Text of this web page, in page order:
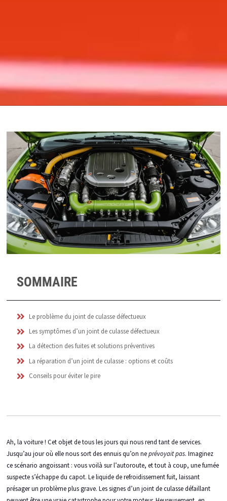
SOMMAIRE
Le problème du joint de culasse défectueux
Les symptômes d’un joint de culasse défectueux
La détection des fuites et solutions préventives
La réparation d’un joint de culasse : options et coûts
Conseils pour éviter le pire
Ah, la voiture ! Cet objet de tous les jours qui nous rend tant de services.
Jusqu’au jour où elle nous sort des ennuis qu’on neprévoyait pas. Imaginez
ce scénario angoissant : vous voilà sur l’autoroute, et tout à coup, une fumée
suspecte s’échappe du capot. Le liquide de refroidissement fuit, laissant
présager un problème plus grave. Les signes d’un joint de culasse défaillant